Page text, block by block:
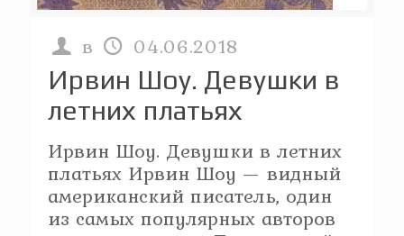
в 04.06.2018
Ирвин Шоу. Девушки в
летних платьях
Ирвин Шоу. Девушки в летних
платьях Ирвин Шоу — видный
американский писатель, один
из самых популярных авторов